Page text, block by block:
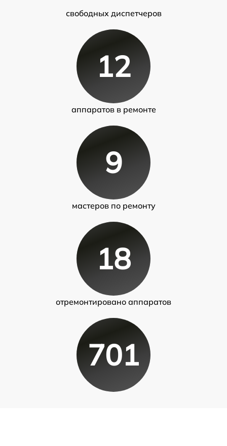
свободных диспетчеров
12
аппаратов в ремонте
9
мастеров по ремонту
18
отремонтировано аппаратов
701